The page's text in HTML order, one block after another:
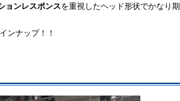
ョンレスポンスを重視したヘッド形状でかなり期
ンナップ！！